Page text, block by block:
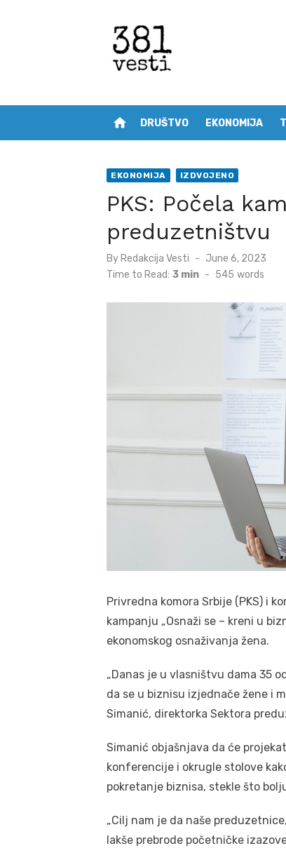
home DRUŠTVO EKONOMIJA
EKONOMIJA IZDVOJENO
PKS: Počela
preduzetništvu
By Redakcija Vesti
Posted
June 6, 2023
Time to Read: 3 min - 545 words
Privredna komora Srbije (PKS) i
kampanju „Osnaži se – kreni u
ekonomskog osnaživanja žena.
„Danas je u vlasništvu dama 35
da se u biznisu izjednače žene i
Simanić, direktorka Sektora
Simanić objašnjava da će
konferencije i okrugle stolove
pokretanje biznisa, stekle što
„Cilj nam je da naše
lakše prebrode početničke